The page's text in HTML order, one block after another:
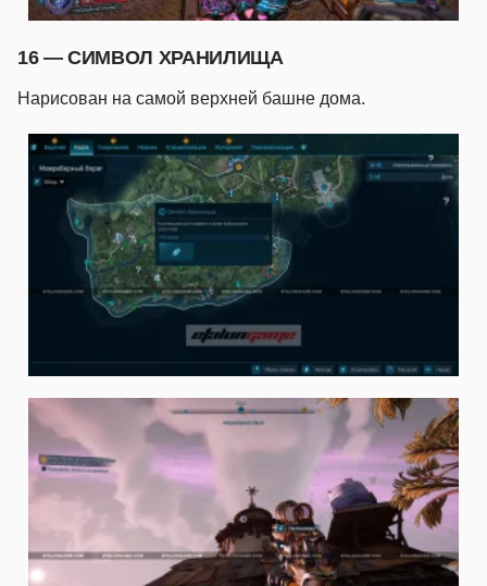
16 — СИМВОЛ ХРАНИЛИЩА
Нарисован на самой верхней башне дома.